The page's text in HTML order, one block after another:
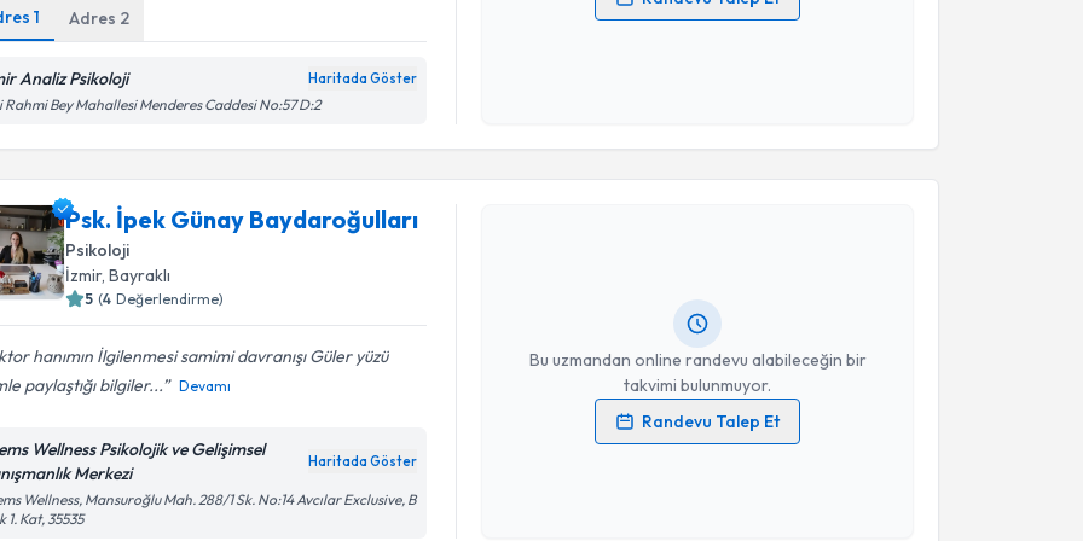
1 Adres 2
Analiz Psikoloji Haritada Göster
Rahmi Bey Mahallesi Menderes Caddesi No:57 D:2
Kişisel verilerimin işlenmesine ilişkinAydınlatma Metni
Takvim Talebini Gönder
Psk. İpek Günay Baydaroğulları
Psikoloji
İzmir, Bayraklı
5 (4 Değerlendirme)
hanımın İlgilenmesi samimi davranışı Güler yüzü
paylaştığı bilgiler...
Devamı
Wellness Psikolojik ve Gelişimsel
Merkezi
Haritada Göster
Wellness, Mansuroğlu Mah. 288/1 Sk. No:14 Avcılar Exclusive, B
1. Kat, 35535
Bu uzmandan online randevu alabileceğin bir
takvimi bulunmuyor.
Randevu Talep Et
Randevu Takvimi Talebi
Kişisel verilerimin işlenmesine ilişkinAydınlatma Metni